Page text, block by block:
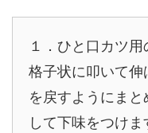
１．ひと口カツ
格子状に叩いて
を戻すようにま
して下味をつけま